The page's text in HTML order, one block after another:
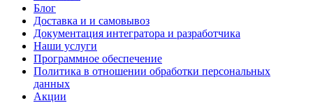
Блог
Доставка и и самовывоз
Документация интегратора и разработчика
Наши услуги
Программное обеспечение
Политика в отношении обработки персональных
данных
Акции